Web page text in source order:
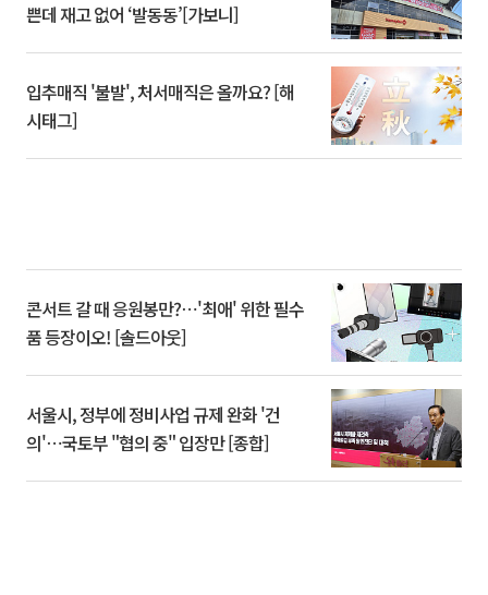
쁜데 재고 없어 ‘발동동’[가보니]
입추매직 '불발', 처서매직은 올까요? [해
시태그]
콘서트 갈 때 응원봉만?⋯'최애' 위한 필수
품 등장이오! [솔드아웃]
서울시, 정부에 정비사업 규제 완화 '건
의'⋯국토부 "협의 중" 입장만 [종합]